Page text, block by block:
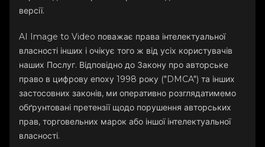
версії.
AI Image to Video поважає права інтелектуальної
власності інших і очікує того ж від усіх користувачів
наших Послуг. Відповідно до Закону про авторське
право в цифрову епоху 1998 року ("DMCA") та інших
застосовних законів, ми оперативно розглядатимемо
обґрунтовані претензії щодо порушення авторських
прав, торговельних марок або іншої інтелектуальної
власності.